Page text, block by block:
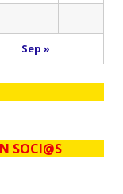
Sep »
SOCI@S